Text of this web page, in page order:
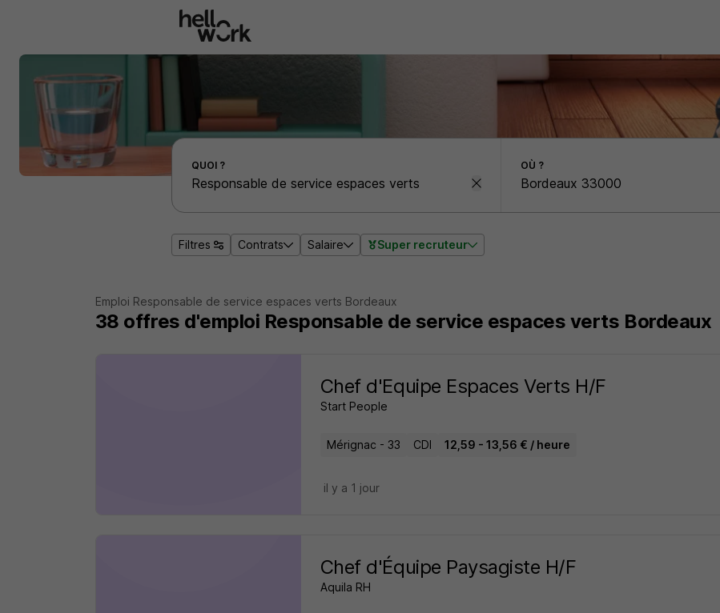
Effectuer une recherche d'emploi par localité
QUOI ? OÙ ?
Filtres Contrats Salaire Super recruteur
Emploi Responsable de service espaces verts Bordeaux
38 offres d'emploi Responsable de service espaces verts Bordeaux
Chef d'Equipe Espaces Verts H/F
Start People
Mérignac - 33 CDI 12,59 - 13,56 € / heure
il y a 1 jour
Chef d'Équipe Paysagiste H/F
Aquila RH